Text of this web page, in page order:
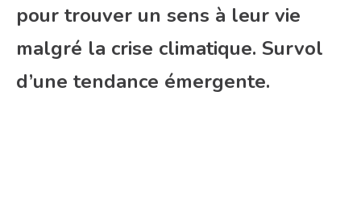
pour trouver un sens à leur vie
malgré la crise climatique. Survol
d’une tendance émergente.